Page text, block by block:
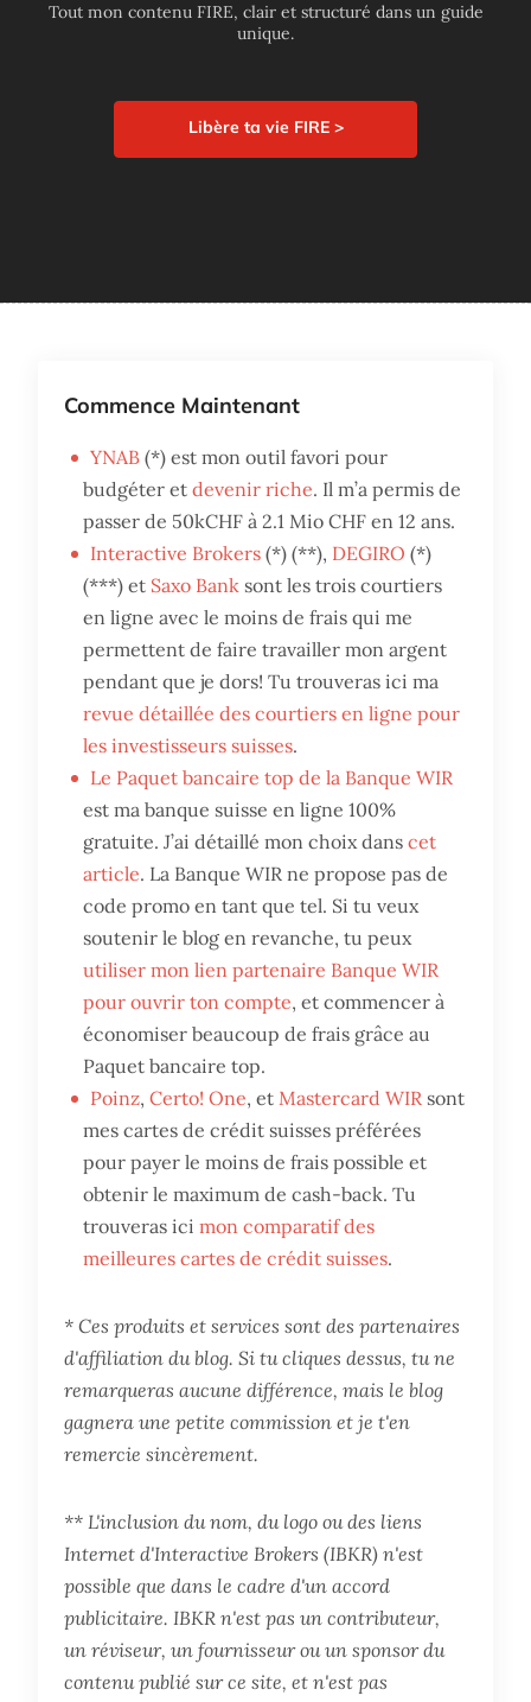
Tout mon contenu FIRE, clair et structuré dans un guide
unique.
Libère ta vie FIRE >
Commence Maintenant
YNAB (*) est mon outil favori pour
budgéter etdevenir riche. Il m’a permis de
passer de 50kCHF à 2.1 Mio CHF en 12 ans.
Interactive Brokers (*) (**), DEGIRO (*)
(***) et Saxo Bank sont les trois courtiers
en ligne avec le moins de frais qui me
permettent de faire travailler mon argent
pendant que je dors! Tu trouveras ici ma
revue détaillée des courtiers en ligne pour
les investisseurs suisses.
Le Paquet bancaire top de la Banque WIR
est ma banque suisse en ligne 100%
gratuite. J’ai détaillé mon choix danscet
article. La Banque WIR ne propose pas de
code promo en tant que tel. Si tu veux
soutenir le blog en revanche, tu peux
utiliser mon lien partenaire Banque WIR
pour ouvrir ton compte, et commencer à
économiser beaucoup de frais grâce au
Paquet bancaire top.
Poinz,Certo! One, et Mastercard WIR sont
mes cartes de crédit suisses préférées
pour payer le moins de frais possible et
obtenir le maximum de cash-back. Tu
trouveras icimon comparatif des
meilleures cartes de crédit suisses.
* Ces produits et services sont des partenaires
d'affiliation du blog. Si tu cliques dessus, tu ne
remarqueras aucune différence, mais le blog
gagnera une petite commission et je t'en
remercie sincèrement.
** L'inclusion du nom, du logo ou des liens
Internet d'Interactive Brokers (IBKR) n'est
possible que dans le cadre d'un accord
publicitaire. IBKR n'est pas un contributeur,
un réviseur, un fournisseur ou un sponsor du
contenu publié sur ce site, et n'est pas